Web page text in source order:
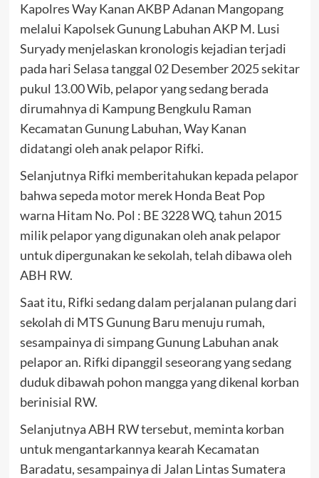
Kapolres Way Kanan AKBP Adanan Mangopang
melalui Kapolsek Gunung Labuhan AKP M. Lusi
Suryady menjelaskan kronologis kejadian terjadi
pada hari Selasa tanggal 02 Desember 2025 sekitar
pukul 13.00 Wib, pelapor yang sedang berada
dirumahnya di Kampung Bengkulu Raman
Kecamatan Gunung Labuhan, Way Kanan
didatangi oleh anak pelapor Rifki.
Selanjutnya Rifki memberitahukan kepada pelapor
bahwa sepeda motor merek Honda Beat Pop
warna Hitam No. Pol : BE 3228 WQ, tahun 2015
milik pelapor yang digunakan oleh anak pelapor
untuk dipergunakan ke sekolah, telah dibawa oleh
ABH RW.
Saat itu, Rifki sedang dalam perjalanan pulang dari
sekolah di MTS Gunung Baru menuju rumah,
sesampainya di simpang Gunung Labuhan anak
pelapor an. Rifki dipanggil seseorang yang sedang
duduk dibawah pohon mangga yang dikenal korban
berinisial RW.
Selanjutnya ABH RW tersebut, meminta korban
untuk mengantarkannya kearah Kecamatan
Baradatu, sesampainya di Jalan Lintas Sumatera